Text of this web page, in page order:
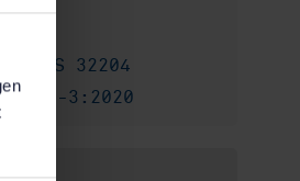
SS 32204
128-3:2020